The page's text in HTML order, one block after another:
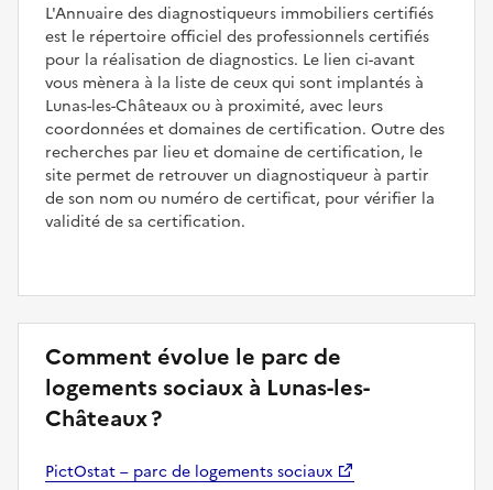
L'Annuaire des diagnostiqueurs immobiliers certifiés
est le répertoire officiel des professionnels certifiés
pour la réalisation de diagnostics. Le lien ci-avant
vous mènera à la liste de ceux qui sont implantés à
Lunas-les-Châteaux ou à proximité, avec leurs
coordonnées et domaines de certification. Outre des
recherches par lieu et domaine de certification, le
site permet de retrouver un diagnostiqueur à partir
de son nom ou numéro de certificat, pour vérifier la
validité de sa certification.
Comment évolue le parc de
logements sociaux à Lunas-les-
Châteaux ?
PictOstat – parc de logements sociaux